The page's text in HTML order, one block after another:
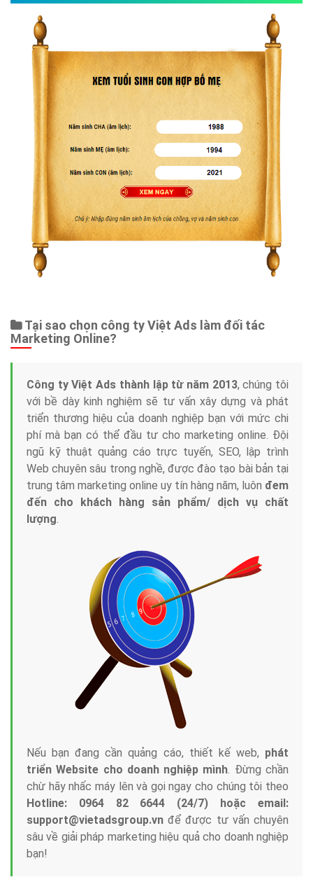
Tại sao chọn công ty Việt Ads làm đối tác
Marketing Online?
Công ty Việt Ads thành lập từ năm 2013, chúng tôi
với bề dày kinh nghiệm sẽ tư vấn xây dựng và phát
triển thương hiệu của doanh nghiệp bạn với mức chi
phí mà bạn có thể đầu tư cho marketing online. Đội
ngũ kỹ thuật quảng cáo trực tuyến, SEO, lập trình
Web chuyên sâu trong nghề, được đào tạo bài bản tại
trung tâm marketing online uy tín hàng năm, luôn đem
đến cho khách hàng sản phẩm/ dịch vụ chất
lượng.
Nếu bạn đang cần quảng cáo, thiết kế web, phát
triển Website cho doanh nghiệp mình. Đừng chần
chừ hãy nhấc máy lên và gọi ngay cho chúng tôi theo
Hotline: 0964 82 6644 (24/7) hoặc email:
support@vietadsgroup.vn để được tư vấn chuyên
sâu về giải pháp marketing hiệu quả cho doanh nghiệp
bạn!